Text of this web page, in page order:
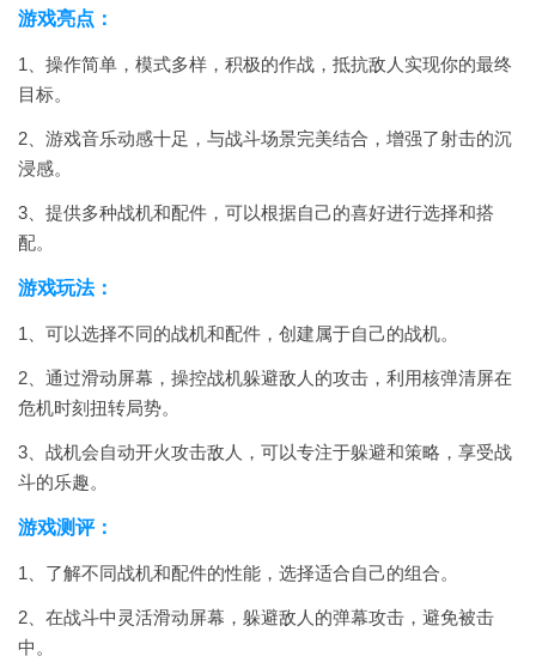
游戏亮点：
1、操作简单，模式多样，积极的作战，抵抗敌人实现你的最终
目标。
2、游戏音乐动感十足，与战斗场景完美结合，增强了射击的沉
浸感。
3、提供多种战机和配件，可以根据自己的喜好进行选择和搭
配。
游戏玩法：
1、可以选择不同的战机和配件，创建属于自己的战机。
2、通过滑动屏幕，操控战机躲避敌人的攻击，利用核弹清屏在
危机时刻扭转局势。
3、战机会自动开火攻击敌人，可以专注于躲避和策略，享受战
斗的乐趣。
游戏测评：
1、了解不同战机和配件的性能，选择适合自己的组合。
2、在战斗中灵活滑动屏幕，躲避敌人的弹幕攻击，避免被击
中。